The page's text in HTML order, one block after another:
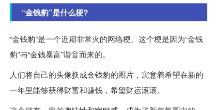
“金钱豹”是什么梗?
“金钱豹”是一个近期非常火的网络梗。这个梗是因为“金钱
豹”与“金钱暴富”谐音而来的。
人们将自己的头像换成金钱豹的图片，寓意着希望在新的
一年里能够获得财富和赚钱，希望财运滚滚。